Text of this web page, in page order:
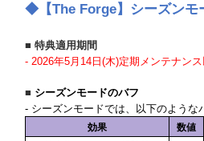
◆ 【The Forge】シーズン
■ 特典適用期間
- 2026年5月14日(木)定期メンテナン
■ シーズンモードのバフ
- シーズンモードでは、以下のような
効果
数値